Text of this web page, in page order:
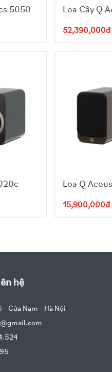
5050 Loa Cây Q
52,390,000đ
Loa Q
15,900,000đ
hệ
- Cửa Nam - Hà Nội